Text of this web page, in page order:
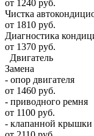
от 1240 руб.
Чистка
от 1810 руб.
Диагностика
от 1370 руб.
Двигатель
Замена
- опор двигателя
от 1460 руб.
- приводного ремня
от 1100 руб.
- клапанной крышки